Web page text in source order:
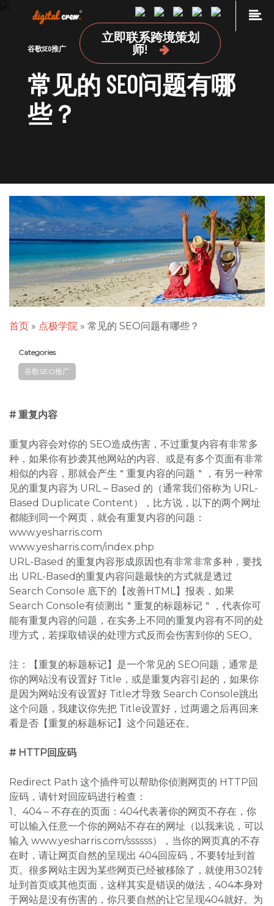
立即联系跨境策划
师!
首页
品牌海外营销推广
国外网站设计及开发建设
海外媒体投放
加入我们
联系我们
点极学院
谷歌SEO推广
常见的 SEO问题有哪
些？
首页 » 点极学院 » 常见的 SEO问题有哪些？
Categories
谷歌SEO推广
# 重复内容
重复内容会对你的 SEO造成伤害，不过重复内容有非常多
种，如果你有抄袭其他网站的内容、或是有多个页面有非常
相似的内容，那就会产生＂重复内容的问题＂，有另一种常
见的重复内容为 URL – Based 的（通常我们俗称为 URL-
Based Duplicate Content），比方说，以下的两个网址
都能到同一个网页，就会有重复内容的问题：
www.yesharris.com
www.yesharris.com/index.php
URL-Based 的重复内容形成原因也有非常非常多种，要找
出 URL-Based的重复内容问题最快的方式就是透过
Search Console 底下的【改善HTML】报表，如果
Search Console有侦测出＂重复的标题标记＂，代表你可
能有重复内容的问题，在实务上不同的重复内容有不同的处
理方式，若採取错误的处理方式反而会伤害到你的 SEO。
注：【重复的标题标记】是一个常见的 SEO问题，通常是
你的网站没有设置好 Title，或是重复内容引起的，如果你
是因为网站没有设置好 Title才导致 Search Console跳出
这个问题，我建议你先把 Title设置好，过两週之后再回来
看是否【重复的标题标记】这个问题还在。
# HTTP回应码
Redirect Path 这个插件可以帮助你侦测网页的 HTTP回
应码，请针对回应码进行检查：
1、404 – 不存在的页面：404代表著你的网页不存在，你
可以输入任意一个你的网站不存在的网址（以我来说，可以
输入 www.yesharris.com/ssssss），当你的网页真的不存
在时，请让网页自然的呈现出 404回应码，不要转址到首
页。很多网站主因为某些网页已经被移除了，就使用302转
址到首页或其他页面，这样其实是错误的做法，404本身对
于网站是没有伤害的，你只要自然的让它呈现404就好。为